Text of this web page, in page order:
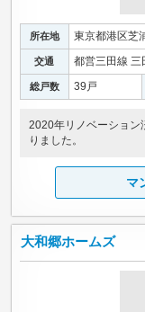
所在地 東京都港区芝
交通 都営三田線 三
総戸数 39戸
2020年リノベーション
りました。
マ
大和郷ホームズ